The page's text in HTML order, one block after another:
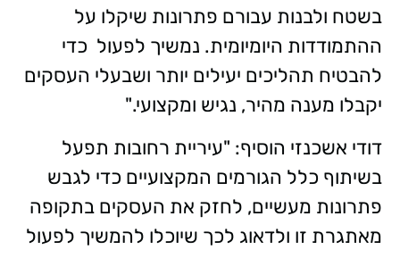
בשטח ולבנות עבורם פתרונות שיקלו על
ההתמודדות היומיומית. נמשיך לפעול כדי
להבטיח תהליכים יעילים יותר ושבעלי העסקים
יקבלו מענה מהיר, נגיש ומקצועי."
דודי אשכנזי הוסיף: "עיריית רחובות תפעל
בשיתוף כלל הגורמים המקצועיים כדי לגבש
פתרונות מעשיים, לחזק את העסקים בתקופה
מאתגרת זו ולדאוג לכך שיוכלו להמשיך לפעול